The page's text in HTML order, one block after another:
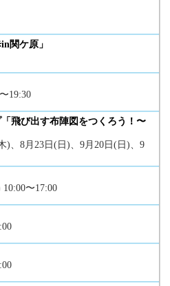
関ケ原」
19:30
飛び出す布陣図をつくろう！〜
)、8月23日(日)、9月20日(日)、9
〜17:00